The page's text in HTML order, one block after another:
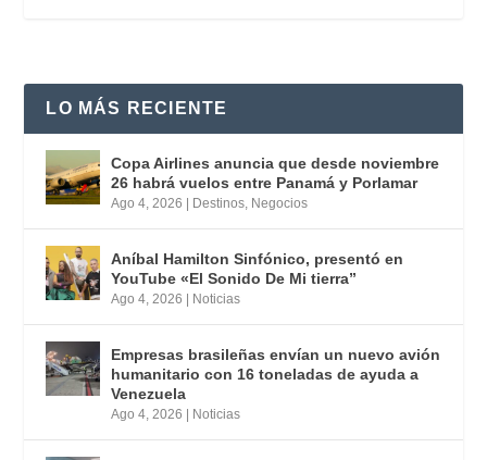
LO MÁS RECIENTE
Copa Airlines anuncia que desde noviembre
26 habrá vuelos entre Panamá y Porlamar
Ago 4, 2026 Destinos, Negocios
Aníbal Hamilton Sinfónico, presentó en
YouTube «El Sonido De Mi tierra”
Ago 4, 2026 Noticias
Empresas brasileñas envían un nuevo avión
humanitario con 16 toneladas de ayuda a
Venezuela
Ago 4, 2026 Noticias